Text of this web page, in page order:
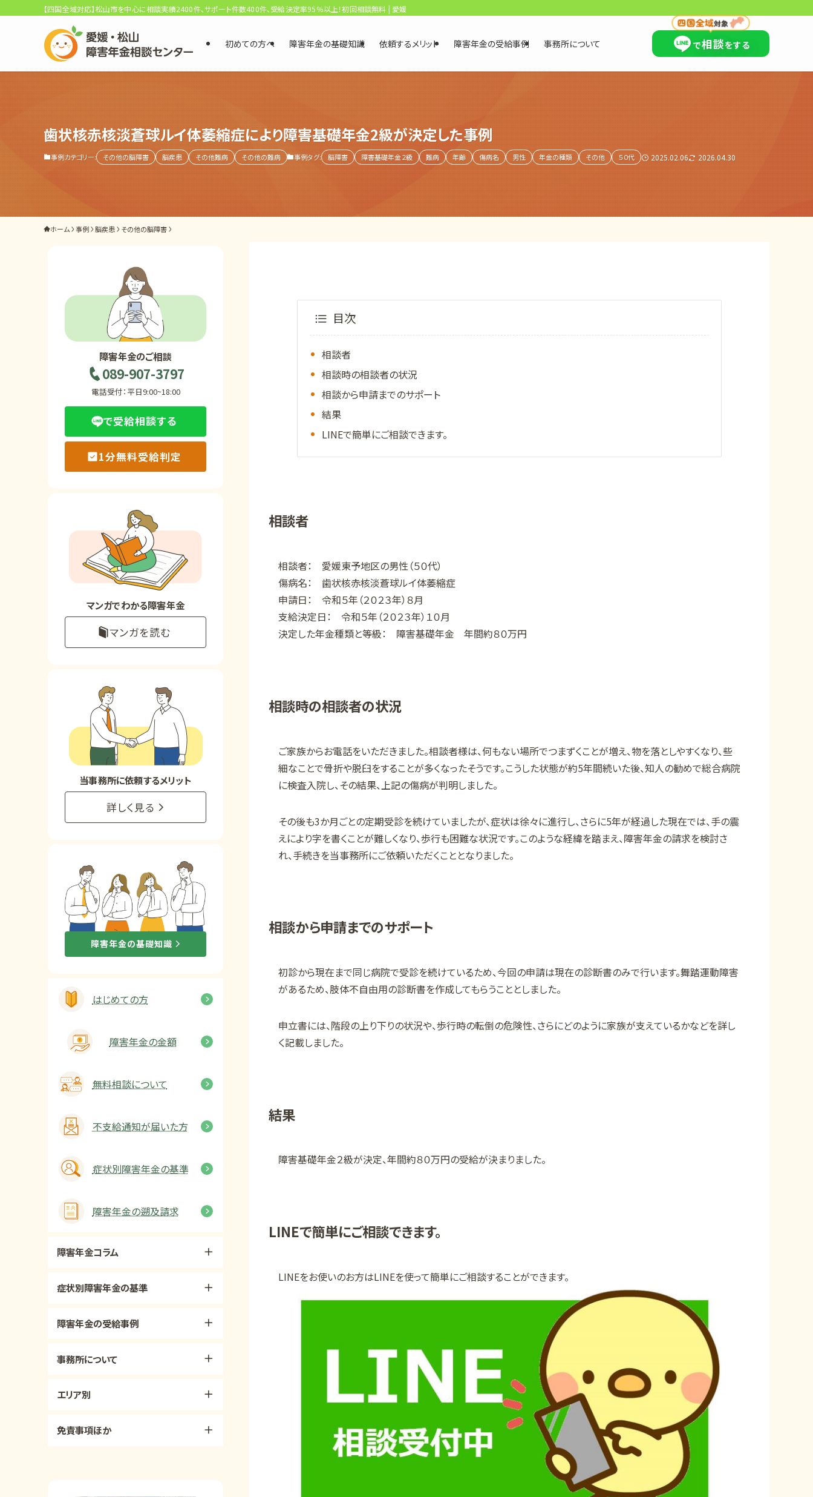
×
選ばれる3つの理由
初回相談料0円・受給後報酬型
サポート料金について
県内 No.1 の豊富な知識と経験
ご相談事例をみる
外出困難でもOK
障害年金の基礎知識
障害年金の金額
Q&A・相談事例
事務所について
お客様からの感謝のお手紙
で受給相談をする
メリット
お電話でのお問い合わせ
089-907-3797
【四国全域対応】松山市を中心に相談実績2400件、サポート件数400件、受給決定率95％以上！初回相談無料 | 愛媛・松山障害年金相談センター
初めての方へ 障害年金の基礎知識 依頼するメリット 障害年金の受給事例 事務所について で相談をする
歯状核赤核淡蒼球ルイ体萎縮症により障害基礎年金2級が決定した事例
事例カテゴリー: その他の脳障害 脳疾患 その他難病 その他の難病 事例タグ: 脳障害 障害基礎年金２級 難病 年齢 傷病名 男性 年金の種類 その他 ５０代 2025.02.06 2026.04.30
ホーム 事例 脳疾患 その他の脳障害
目次
相談者
相談時の相談者の状況
相談から申請までのサポート
結果
LINEで簡単にご相談できます。
相談者
相談者： 愛媛東予地区の男性（５０代）
傷病名： 歯状核赤核淡蒼球ルイ体萎縮症
申請日： 令和５年（２０２３年）８月
支給決定日： 令和５年（２０２３年）１０月
決定した年金種類と等級： 障害基礎年金 年間約８０万円
相談時の相談者の状況
ご家族からお電話をいただきました。相談者様は、何もない場所でつまずくことが増え、物を落としやすくなり、些
細なことで骨折や脱臼をすることが多くなったそうです。こうした状態が約5年間続いた後、知人の勧めで総合病院
に検査入院し、その結果、上記の傷病が判明しました。
その後も3か月ごとの定期受診を続けていましたが、症状は徐々に進行し、さらに5年が経過した現在では、手の震
えにより字を書くことが難しくなり、歩行も困難な状況です。このような経緯を踏まえ、障害年金の請求を検討さ
れ、手続きを当事務所にご依頼いただくこととなりました。
相談から申請までのサポート
初診から現在まで同じ病院で受診を続けているため、今回の申請は現在の診断書のみで行います。舞踏運動障害
があるため、肢体不自由用の診断書を作成してもらうこととしました。
申立書には、階段の上り下りの状況や、歩行時の転倒の危険性、さらにどのように家族が支えているかなどを詳し
く記載しました。
結果
障害基礎年金２級が決定、年間約８０万円の受給が決まりました。
LINEで簡単にご相談できます。
LINEをお使いのお方はLINEを使って簡単にご相談することができます。
障害年金のご相談
089-907-3797
電話受付：平日9:00~18:00
で受給相談する
1分無料受給判定
マンガでわかる障害年金
マンガを読む
当事務所に依頼するメリット
詳しく見る
障害年金の基礎知識
はじめての方
障害年金の金額
無料相談について
不支給通知が届いた方
症状別障害年金の基準
障害年金の遡及請求
障害年金コラム
症状別障害年金の基準
障害年金の受給事例
事務所について
エリア別
免責事項ほか